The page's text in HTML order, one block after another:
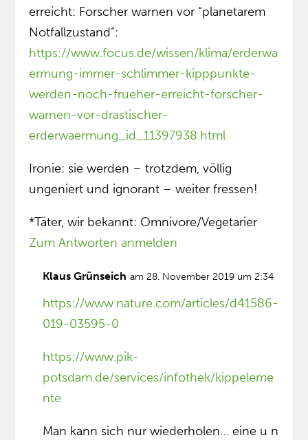
erreicht: Forscher warnen vor “planetarem
Notfallzustand”:
https://www.focus.de/wissen/klima/erderwa
ermung-immer-schlimmer-kipppunkte-
werden-noch-frueher-erreicht-forscher-
warnen-vor-drastischer-
erderwaermung_id_11397938.html
Ironie: sie werden – trotzdem, völlig
ungeniert und ignorant – weiter fressen!
*Täter, wir bekannt: Omnivore/Vegetarier
Zum Antworten anmelden
Klaus Grünseich am 28. November 2019 um 2:34
https://www.nature.com/articles/d41586-
019-03595-0
https://www.pik-
potsdam.de/services/infothek/kippeleme
nte
Man kann sich nur wiederholen… eine u n